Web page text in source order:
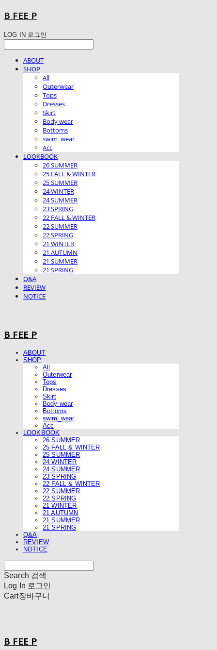
B FEE P
LOG IN 로그인
ABOUT
SHOP
All
Outerwear
Tops
Dresses
Skirt
Body wear
Bottoms
swim_wear
Acc
LOOKBOOK
26 SUMMER
25 FALL & WINTER
25 SUMMER
24 WINTER
24 SUMMER
23 SPRING
22 FALL & WINTER
22 SUMMER
22 SPRING
21 WINTER
21 AUTUMN
21 SUMMER
21 SPRING
Q&A
REVIEW
NOTICE
B FEE P
ABOUT
SHOP
All
Outerwear
Tops
Dresses
Skirt
Body wear
Bottoms
swim_wear
Acc
LOOKBOOK
26 SUMMER
25 FALL & WINTER
25 SUMMER
24 WINTER
24 SUMMER
23 SPRING
22 FALL & WINTER
22 SUMMER
22 SPRING
21 WINTER
21 AUTUMN
21 SUMMER
21 SPRING
Q&A
REVIEW
NOTICE
Search 검색
Log In 로그인
Cart장바구니
B FEE P